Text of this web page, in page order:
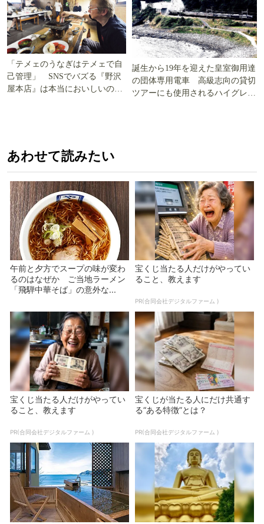
「テメェのうなぎはテメェで自
己管理」 SNSでバズる『野沢
屋本店』は本当においしいの
誕生から19年を迎えた皇室御用達
の団体専用電車 高級志向の貸切
ツアーにも使用されるハイグレー
あわせて読みたい
午前と夕方でスープの味が変わ
るのはなぜか ご当地ラーメン
「飛騨中華そば」の意外な...
宝くじ当たる人だけがやってい
ること、教えます
PR(合同会社デジタルファーム )
宝くじ当たる人だけがやってい
ること、教えます
PR(合同会社デジタルファーム )
宝くじが当たる人にだけ共通す
る“ある特徴”とは？
PR(合同会社デジタルファーム )